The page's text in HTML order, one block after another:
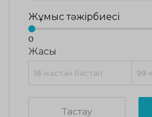
Жұмыс тәжірбиесі
0
Жасы
Тастау